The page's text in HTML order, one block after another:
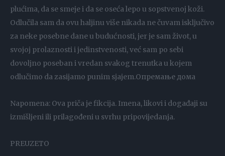
plućima, da se smeje i da se oseća lepo u sopstvenoj koži.
Odlučila sam da ovu haljinu više nikada ne čuvam isključivo
za neke posebne dane u budućnosti, jer je sam život, u
svojoj prolaznosti i jedinstvenosti, već sam po sebi
dovoljno poseban i vredan svakog trenutka u kojem
odlučimo da zasijamo punim sjajem.Опремање дома
Napomena: Ova priča je fikcija. Imena, likovi i događaji su
izmišljeni ili prilagođeni u svrhu pripovijedanja.
PREUZETO